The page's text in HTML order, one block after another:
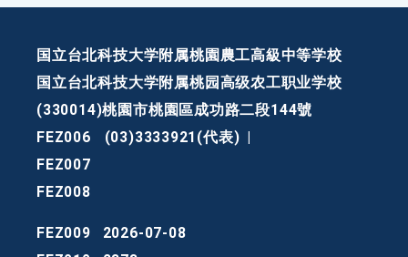
国立台北科技大学附属桃園農工高級中等学校
国立台北科技大学附属桃园高级农工职业学校
(330014)桃園市桃園區成功路二段144號
FEZ006
(03)3333921(代表)
FEZ007
FEZ008
FEZ009
2026-07-08